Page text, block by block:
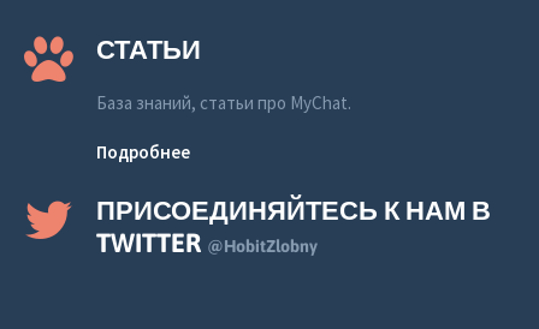
СТАТЬИ
База знаний, статьи про MyChat.
Подробнее
ПРИСОЕДИНЯЙТЕСЬ К НАМ В
TWITTER @HobitZlobny